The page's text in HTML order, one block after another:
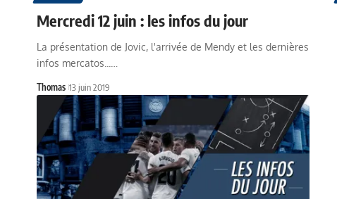
Mercredi 12 juin : les infos du jour
La présentation de Jovic, l'arrivée de Mendy et les dernières
infos mercatos...…
Thomas 13 juin 2019